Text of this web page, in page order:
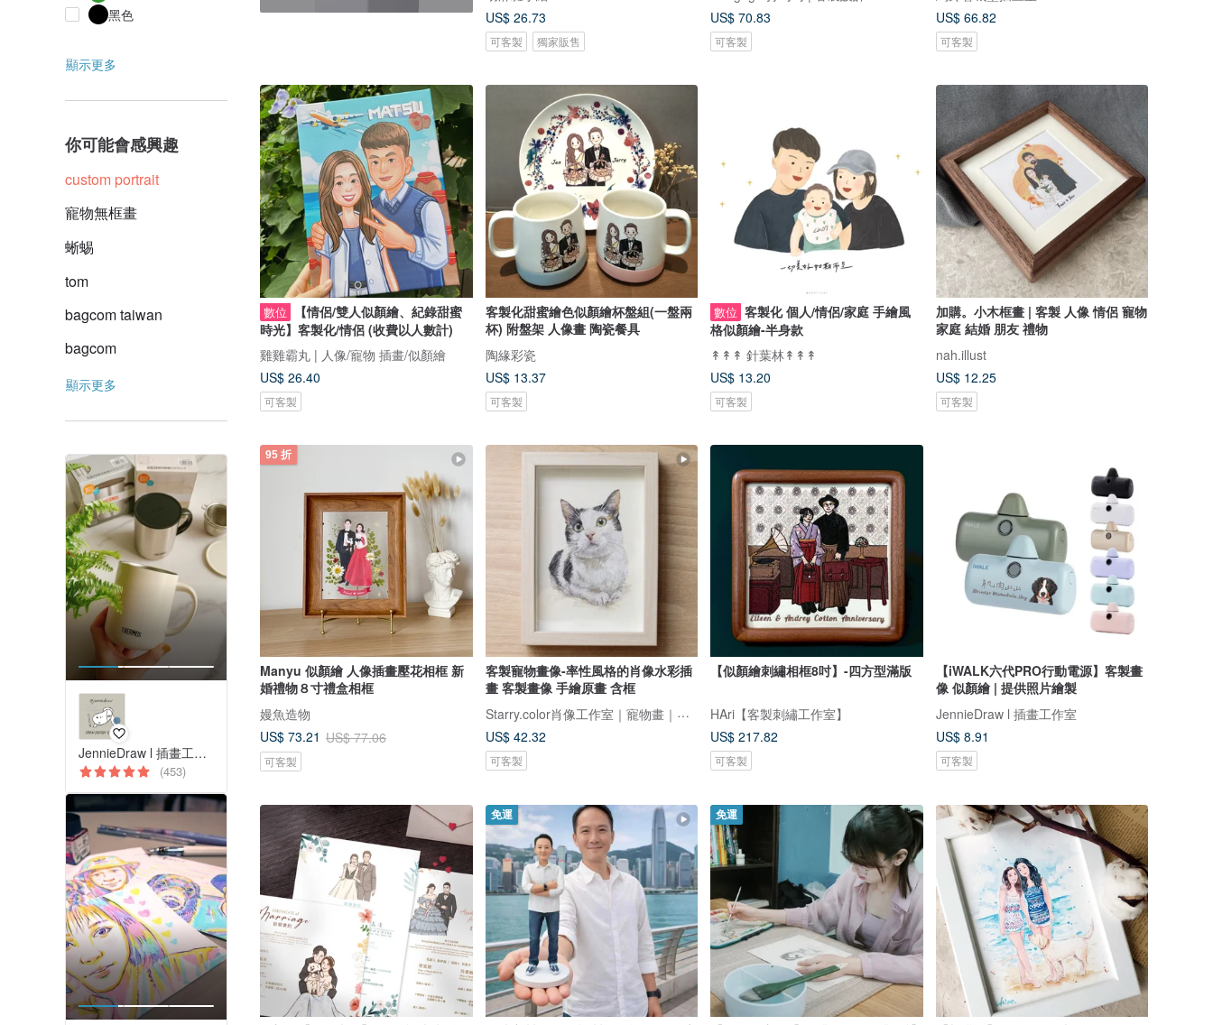
黑色
顯示更多
你可能會感興趣
custom portrait
寵物無框畫
蜥蜴
tom
bagcom taiwan
bagcom
顯示更多
JennieDraw l 插畫工作室
(453)
US$ 26.73
可客製 獨家販售
US$ 70.83
可客製
US$ 66.82
可客製
數位
【情侶/雙人似顏繪、紀錄甜蜜
時光】客製化/情侶 (收費以人數計)
雞雞霸丸 | 人像/寵物 插畫/似顏繪
US$ 26.40
可客製
客製化甜蜜繪色似顏繪杯盤組(一盤兩
杯) 附盤架 人像畫 陶瓷餐具
陶緣彩瓷
US$ 13.37
可客製
數位 客製化 個人/情侶/家庭 手繪風
格似顏繪-半身款
↟↟↟ 針葉林↟↟↟
US$ 13.20
可客製
加購。小木框畫 | 客製 人像 情侶 寵物
家庭 結婚 朋友 禮物
nah.illust
US$ 12.25
可客製
95 折
Manyu 似顏繪 人像插畫壓花相框 新
婚禮物８寸禮盒相框
嫚魚造物
US$ 73.21 US$ 77.06
可客製
客製寵物畫像-率性風格的肖像水彩插
畫 客製畫像 手繪原畫 含框
Starry.color肖像工作室｜寵物畫｜人像畫｜客製訂製
US$ 42.32
可客製
【似顏繪刺繡相框8吋】-四方型滿版
HAri【客製刺繡工作室】
US$ 217.82
可客製
【iWALK六代PRO行動電源】客製畫
像 似顏繪 | 提供照片繪製
JennieDraw l 插畫工作室
US$ 8.91
可客製
免運 免運